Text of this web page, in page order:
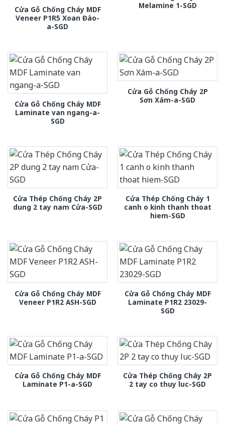
Cửa Gỗ Chống Cháy MDF
Veneer P1R5 Xoan Đào-
a-SGD
Melamine 1-SGD
Cửa Gỗ Chống Cháy MDF
Laminate van ngang-a-
SGD
Cửa Gỗ Chống Cháy 2P
Sơn Xám-a-SGD
Cửa Thép Chống Cháy 2P
dung 2 tay nam Cửa-SGD
Cửa Thép Chống Cháy 1
canh o kinh thanh thoat
hiem-SGD
Cửa Gỗ Chống Cháy MDF
Veneer P1R2 ASH-SGD
Cửa Gỗ Chống Cháy MDF
Laminate P1R2 23029-
SGD
Cửa Gỗ Chống Cháy MDF
Laminate P1-a-SGD
Cửa Thép Chống Cháy 2P
2 tay co thuy luc-SGD